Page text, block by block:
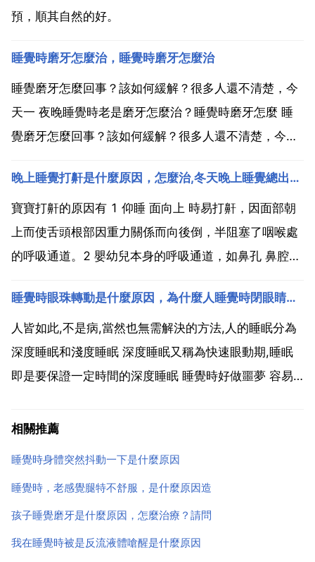
預，順其自然的好。
睡覺時磨牙怎麼治，睡覺時磨牙怎麼治
睡覺磨牙怎麼回事？該如何緩解？很多人還不清楚，今
天一 夜晚睡覺時老是磨牙怎麼治？睡覺時磨牙怎麼 睡
覺磨牙怎麼回事？該如何緩解？很多人還不清楚，今天
是，就是缺鋅，缺鋅就是磨牙這樣的症狀 是不是有時候
感覺沒有事情做，就會掰自己的手指頭玩。在就是碰到
什麼東西...
晚上睡覺打鼾是什麼原因，怎麼治,冬天晚上睡覺總出汗是什麼原因？
寶寶打鼾的原因有 1 仰睡 面向上 時易打鼾，因面部朝
上而使舌頭根部因重力關係而向後倒，半阻塞了咽喉處
的呼吸通道。2 嬰幼兒本身的呼吸通道，如鼻孔 鼻腔
3 當感冒造成喉嚨部位腫脹 扁桃腺發炎 分泌物增多
時，更易造成氣流不順而鼾聲加重。4.鼻腔內腺樣體...
睡覺時眼珠轉動是什麼原因，為什麼人睡覺時閉眼睛眼珠還會動
人皆如此,不是病,當然也無需解決的方法,人的睡眠分為
深度睡眠和淺度睡眠 深度睡眠又稱為快速眼動期,睡眠
即是要保證一定時間的深度睡眠 睡覺時好做噩夢 容易
不佳的反映.在淺度睡眠時，大腦只有部分組織處於休眠
相關推薦
睡覺時身體突然抖動一下是什麼原因
睡覺時，老感覺腿特不舒服，是什麼原因造
孩子睡覺磨牙是什麼原因，怎麼治療？請問
我在睡覺時被是反流液體嗆醒是什麼原因